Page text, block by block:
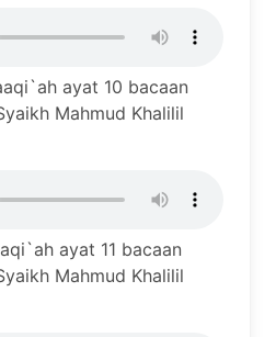
ayat 10 bacaan
Mahmud Khalilil
ayat 11 bacaan
Mahmud Khalilil